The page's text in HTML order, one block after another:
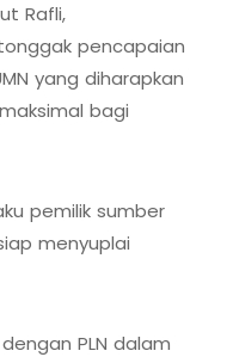
Rafli,
pencapaian
yang diharapkan
bagi
pemilik sumber
menyuplai
PLN dalam